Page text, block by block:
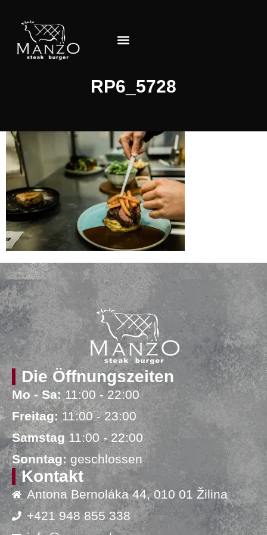
RP6_5728
Die Öffnungszeiten
Mo - Sa:11:00 - 22:00
Freitag: 11:00 - 23:00
Samstag 11:00 - 22:00
Sonntag: geschlossen
Kontakt
Antona Bernoláka 44, 010 01 Žilina
+421 948 855 338